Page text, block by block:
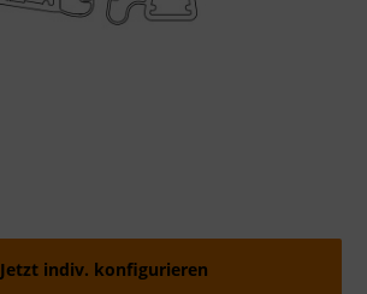
Jetzt indiv. konfigurieren